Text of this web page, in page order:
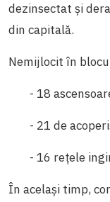
dezinsectat și
din capitală.
Nemijlocit în
- 18
- 21 de
- 16 rețele
În același timp,